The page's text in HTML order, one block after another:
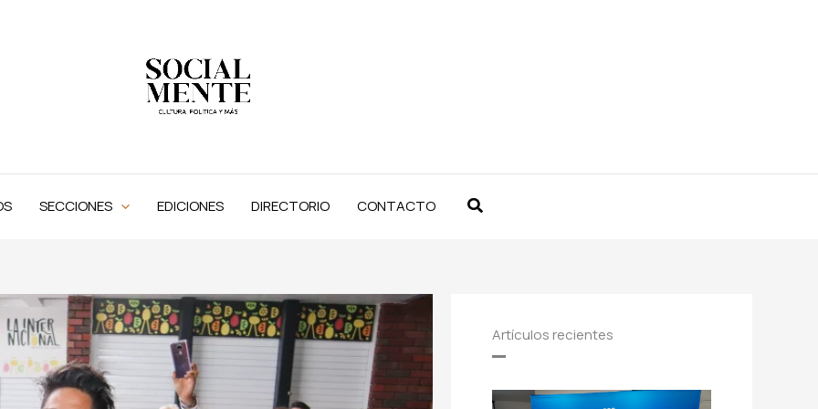
SECCIONES EDICIONES DIRECTORIO CONTACTO Buscar
Artículos recientes